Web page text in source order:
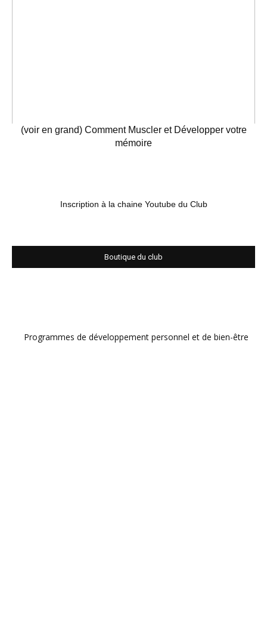
(voir en grand) Comment Muscler et Développer votre
mémoire
Inscription à la chaine Youtube du Club
Boutique du club
Programmes de développement personnel et de bien-être